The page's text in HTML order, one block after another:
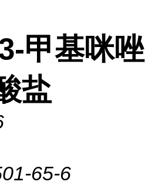
甲基咪唑
盐
65-6